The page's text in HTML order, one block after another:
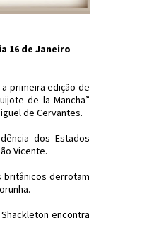
16 de Janeiro
primeira edição de
de la Mancha”
de Cervantes.
dos Estados
Vicente.
britânicos derrotam
encontra